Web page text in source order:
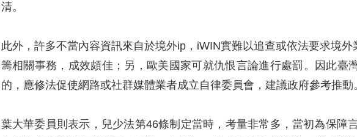
清。
此外，許多不當內容資訊來自於境外ip，iWIN實難以追查或依法要求境
籌相關事務，成效頗佳；另，歐美國家可就仇恨言論進行處罰。因此臺
的，應修法促使網路或社群媒體業者成立自律委員會，建議政府參考推動
葉大華委員則表示，兒少法第46條制定當時，考量非常多，當初為保障